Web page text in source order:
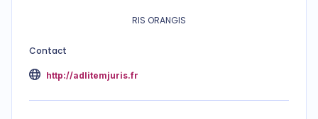
RIS ORANGIS
Contact
http://adlitemjuris.fr